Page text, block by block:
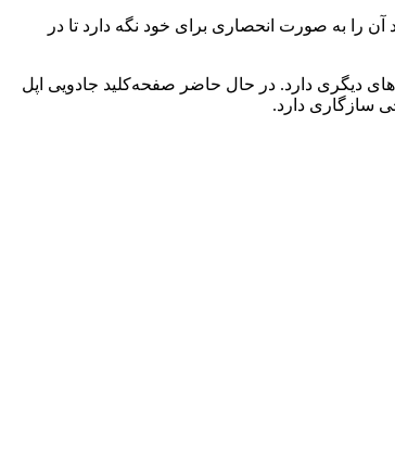
آن را به صورت انحصاری برای خود نگه دارد تا در
آینده برنامه‌های دیگری دارد. در حال حاضر صفحه‌کلید جادویی اپل